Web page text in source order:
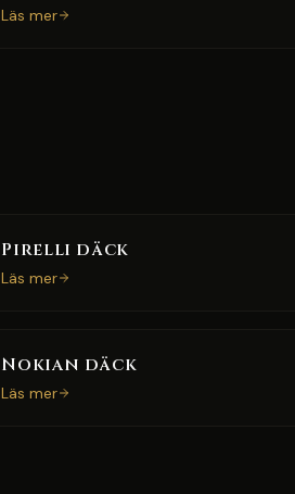
Läs mer
Pirelli däck
Läs mer
Nokian däck
Läs mer